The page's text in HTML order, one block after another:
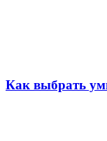
Как выбрать